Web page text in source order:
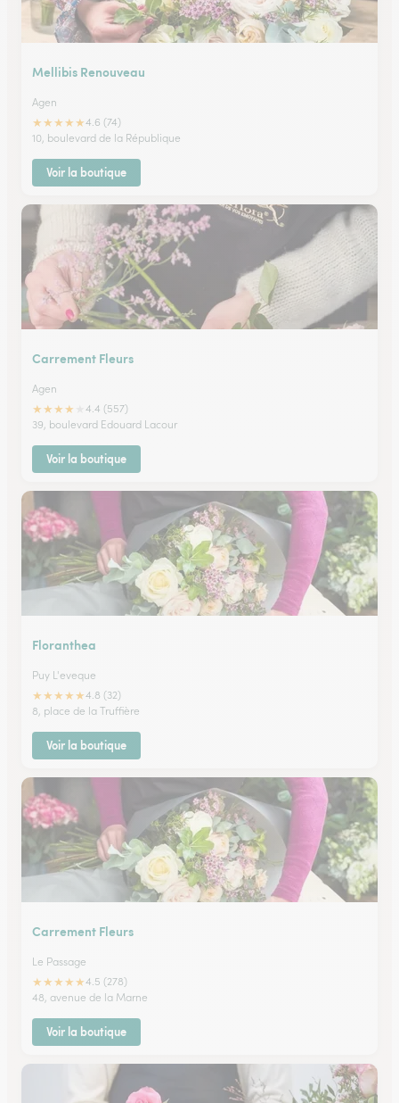
Mellibis Renouveau
Agen
★★★★★4.6 (74)
10, boulevard de la République
Voir la boutique
Carrement Fleurs
Agen
★★★★
4.4 (557)
39, boulevard Edouard Lacour
Voir la boutique
Floranthea
Puy L'eveque
★★★★★4.8 (32)
8, place de la Truffière
Voir la boutique
Carrement Fleurs
Le Passage
★★★★★4.5 (278)
48, avenue de la Marne
Voir la boutique